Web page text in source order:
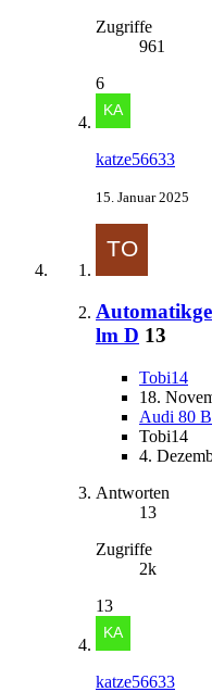
Zugriffe
961
6
katze56633
15. Januar 2025
lm D 13
Tobi14
18.
Audi 80
Tobi14
4.
Antworten
13
Zugriffe
2k
13
katze56633